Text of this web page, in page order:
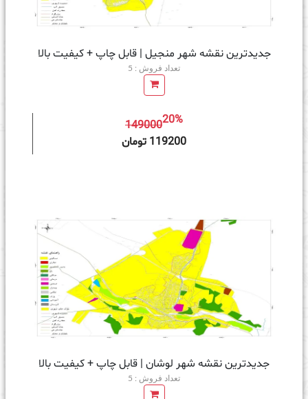
جدیدترین نقشه شهر منجیل | قابل چاپ + کیفیت بالا
تعداد فروش : 5
14900020%
119200 تومان
جدیدترین نقشه شهر لوشان | قابل چاپ + کیفیت بالا
تعداد فروش : 5